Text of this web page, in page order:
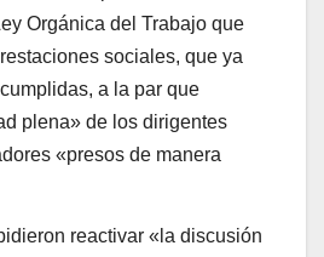
Orgánica del Trabajo que
sociales, que ya
a la par que
plena» de los dirigentes
«presos de manera
reactivar «la discusión